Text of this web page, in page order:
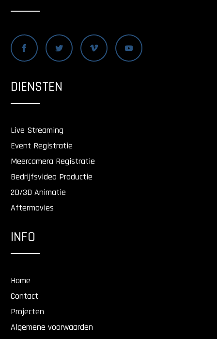
DIENSTEN
Live Streaming
Event Registratie
Meercamera Registratie
Bedrijfsvideo Productie
2D/3D Animatie
Aftermovies
INFO
Home
Contact
Projecten
Algemene voorwaarden